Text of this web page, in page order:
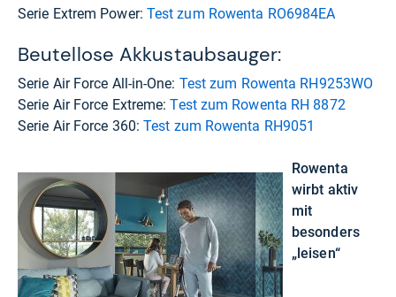
Serie Extrem Power: Test zum Rowenta RO6984EA
Beutellose Akkustaubsauger:
Serie Air Force All-in-One: Test zum Rowenta RH9253WO
Serie Air Force Extreme:Test zum Rowenta RH 8872
Serie Air Force 360:Test zum Rowenta RH9051
Rowenta
wirbt aktiv
mit
besonders
„leisen“